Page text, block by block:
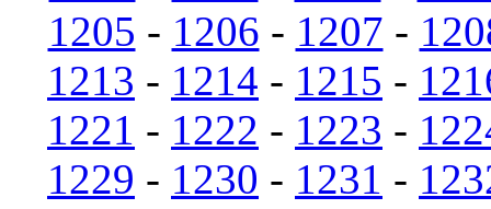
1205 - 1206 - 1207 -
1213 - 1214 - 1215 -
1221 - 1222 - 1223 -
1229 - 1230 - 1231 -